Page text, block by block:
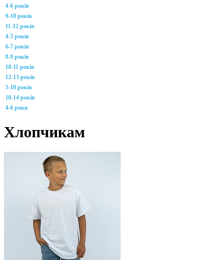
4-6 років
9-10 років
11-12 років
4-5 років
6-7 років
8-9 років
10-11 років
12-13 років
5-10 років
10-14 років
4-6 роки
Хлопчикам